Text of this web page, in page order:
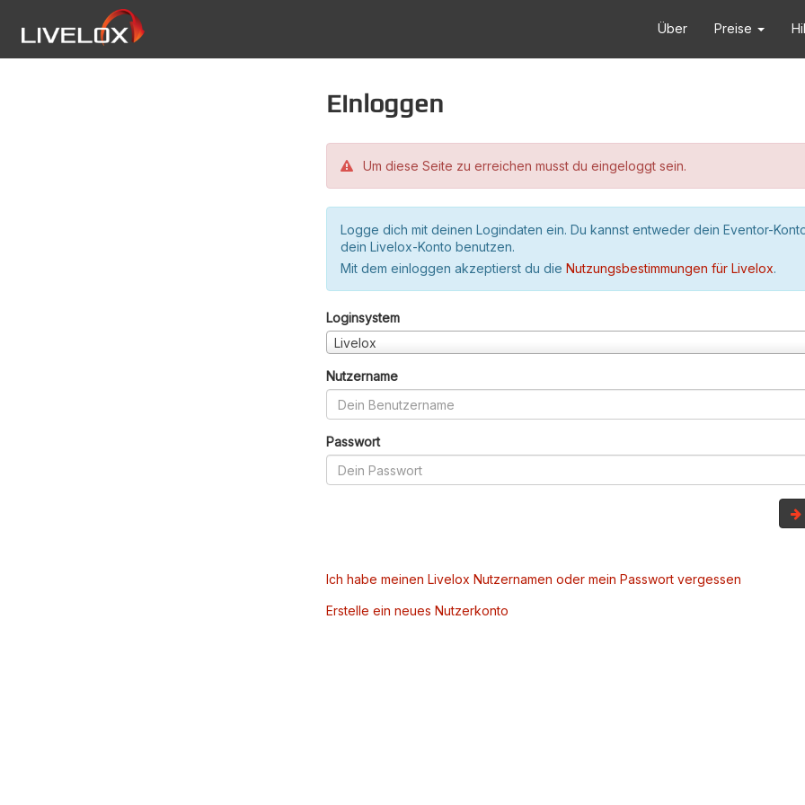
Über Preise
Einloggen
Um diese Seite zu erreichen musst du eingeloggt sein.
Logge dich mit deinen Logindaten ein. Du kannst entweder dein Eventor-
dein Livelox-Konto benutzen.
Mit dem einloggen akzeptierst du die Nutzungsbestimmungen für Livelox.
Loginsystem
Livelox
Nutzername
Passwort
Ich habe meinen Livelox Nutzernamen oder mein Passwort vergessen
Erstelle ein neues Nutzerkonto